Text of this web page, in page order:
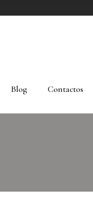
Blog Contactos